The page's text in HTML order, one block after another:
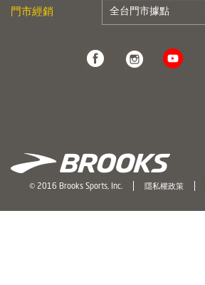
門市經銷 全台門市據點
© 2016 Brooks Sports, Inc. 隱私權政策